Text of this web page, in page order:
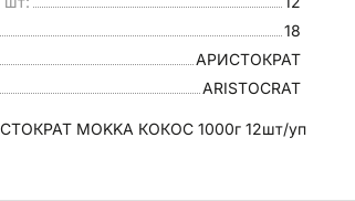
18
АРИСТОКРАТ
ARISTOCRAT
MОKKA КОКОС 1000г 12шт/уп